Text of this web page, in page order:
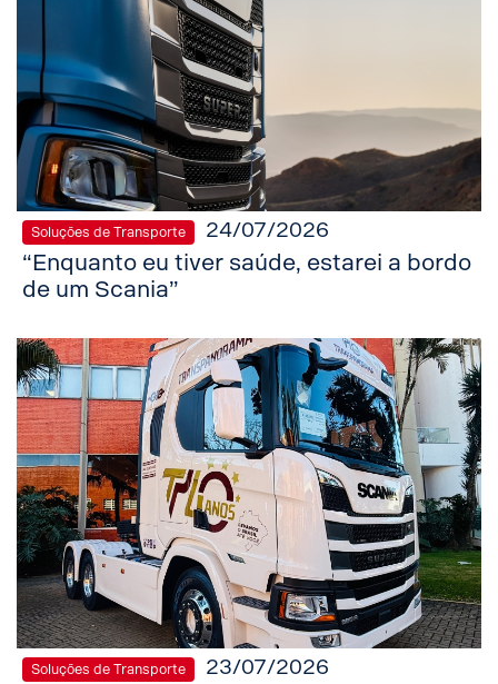
Soluções de Transporte 24/07/2026
“Enquanto eu tiver saúde, estarei a bordo
de um Scania”
Soluções de Transporte 23/07/2026